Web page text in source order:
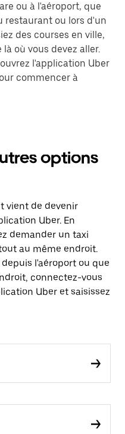
ou à l'aéroport, que
restaurant ou lors d'un
des courses en ville,
où vous devez aller.
l'application Uber
commencer à
options
vient de devenir
Uber. En
demander un taxi
au même endroit.
l'aéroport ou que
connectez-vous
Uber et saisissez